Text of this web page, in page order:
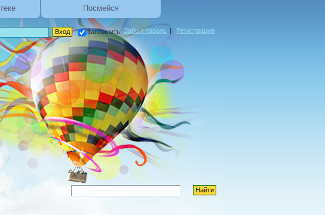
Посмейся
запомнить Забыл пароль | Регистрация